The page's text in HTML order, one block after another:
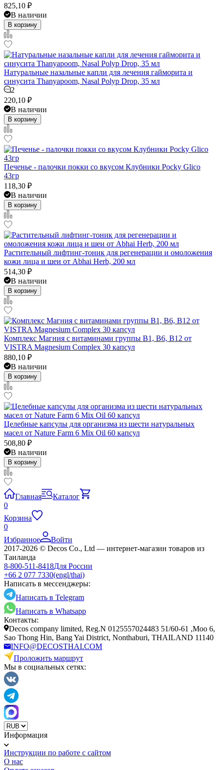
825,10 ₽
В наличии
В корзину
Натуральные назальные капли для лечения гайморита и
синусита Thanyapoom, Nasal Polyp Drop, 35 мл
2
220,10 ₽
В наличии
В корзину
Печенье - палочки покки со вкусом Клубники Pocky Glico
43гр
118,30 ₽
В наличии
В корзину
Растительный лифтинг-тоник для регенерации и омоложения
кожи лица и шеи от Abhai Herb, 200 мл
514,30 ₽
В наличии
В корзину
Комплекс Магния с витаминами группы B1, B6, B12 от
VISTRA Magnesium Complex 30 капсул
880,10 ₽
В наличии
В корзину
Целебные капсулы для организма из шести натуральных
масел от Nature Farm 6 Mix Oil 60 капсул
508,80 ₽
В наличии
В корзину
Главная
Каталог
0
Корзина
0
Избранное
Войти
2017-2026 © Decos Co., Ltd — интернет-магазин товаров из
Таиланда
8-800-511-8418Для России
+66 2 077 7330(engl/thai)
Написать в мессенджеры:
Написать в Telegram
Написать в Whatsapp
Контакты:
Decos company limited, Reg.N 0125557024483 51/60-61 ,Moo 6,
Sao Thong Hin, Bang Yai District, Nonthaburi, THAILAND 11140
INFO@DECOSTHAI.COM
Проложить маршрут
Мы в социальных сетях:
Информация
Инструкции по работе с сайтом
О нас